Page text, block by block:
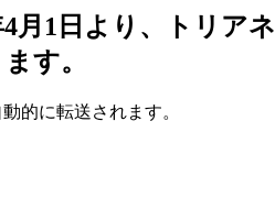
月1日より、トリアネ
す。
的に転送されます。